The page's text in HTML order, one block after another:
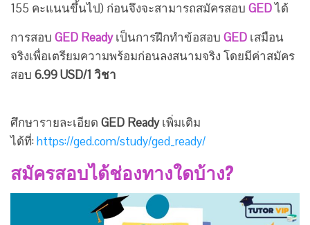
155 คะแนนขึ้นไป) ก่อนจึงจะสามารถสมัครสอบ GEDได้
การสอบ GED Readyเป็นการฝึกทำข้อสอบ GED เสมือน
จริงเพื่อเตรียมความพร้อมก่อนลงสนามจริง โดยมีค่าสมัคร
สอบ 6.99 USD/1 วิชา
ศึกษารายละเอียด GED Readyเพิ่มเติม
ได้ที่:https://ged.com/study/ged_ready/
สมัครสอบได้ช่องทางใดบ้าง?